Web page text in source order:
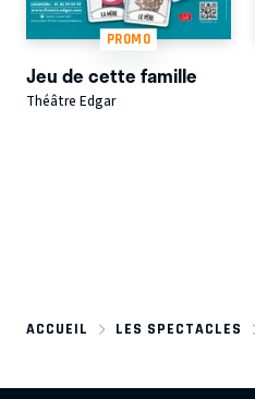
PROMO
Jeu de cette famille
Théâtre Edgar
ACCUEIL LES SPECTACLES